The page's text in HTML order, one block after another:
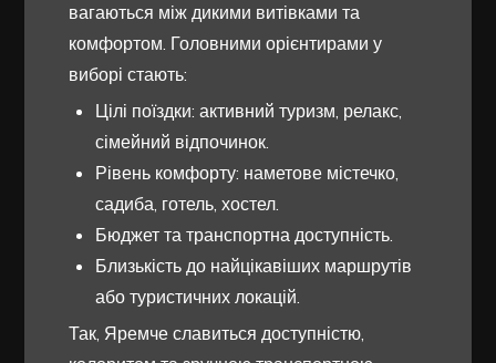
вагаються між дикими витівками та
комфортом. Головними орієнтирами у
виборі стають:
Цілі поїздки: активний туризм, релакс,
сімейний відпочинок.
Рівень комфорту: наметове містечко,
садиба, готель, хостел.
Бюджет та транспортна доступність.
Близькість до найцікавіших маршрутів
або туристичних локацій.
Так, Яремче славиться доступністю,